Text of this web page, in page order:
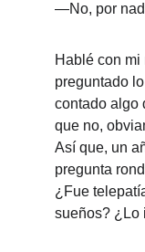
—No, por
Hablé con
preguntado
contado algo
que no,
Así que, un
pregunta
¿Fue
sueños? ¿Lo